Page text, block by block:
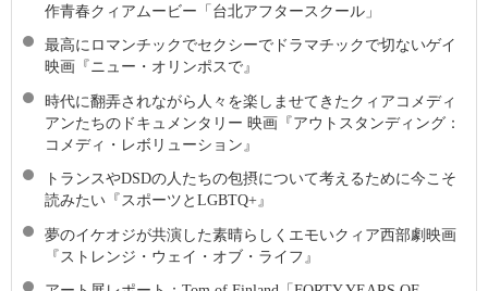
作青春クィアムービー「台北アフタースクール」
最高にロマンチックでセクシーでドラマチックで切ないゲイ
映画『ニュー・オリンポスで』
時代に翻弄されながら人々を楽しませてきたクィアコメディ
アンたちのドキュメンタリー 映画『アウトスタンディング：
コメディ・レボリューション』
トランスやDSDの人たちの包摂について考えるために今こそ
読みたい『スポーツとLGBTQ+』
夢のイケオジが共演した素晴らしくエモいクィア西部劇映画
『ストレンジ・ウェイ・オブ・ライフ』